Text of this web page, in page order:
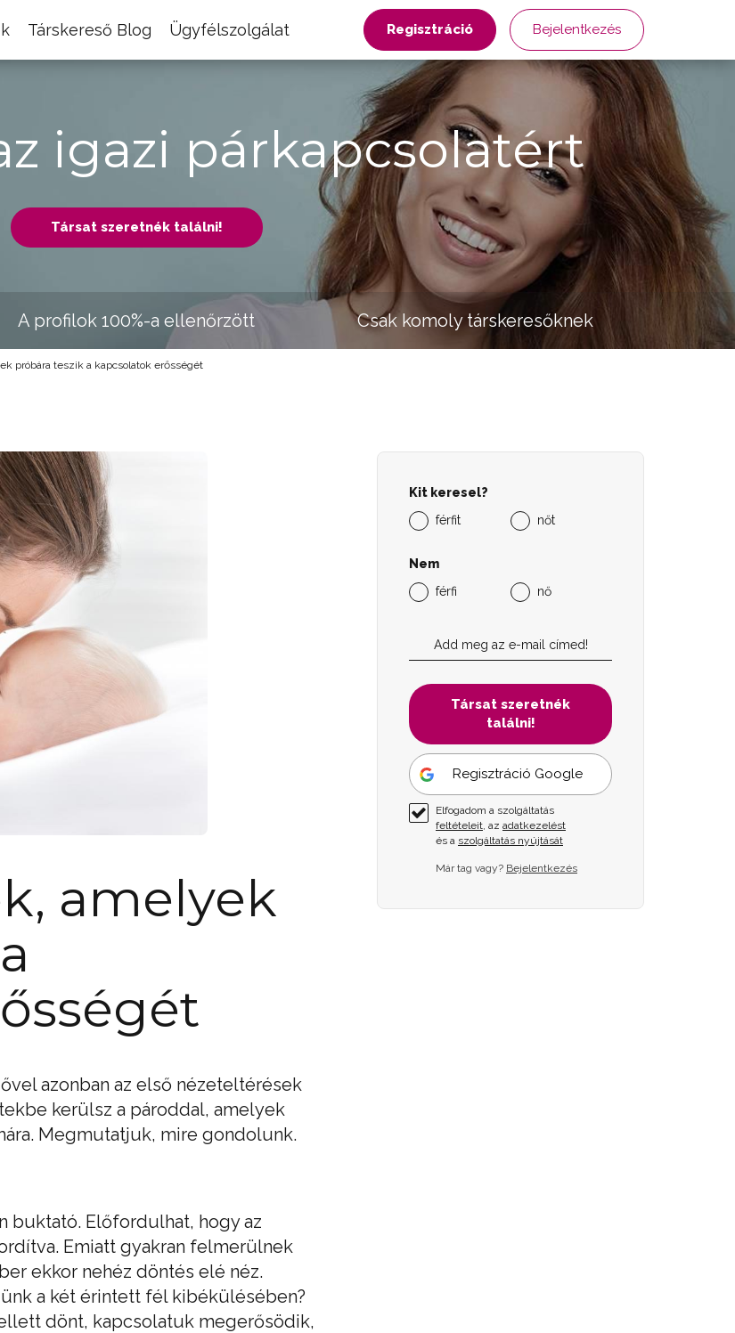
Társkereső Blog Ügyfélszolgálat Regisztráció Bejelentkezés
igazi párkapcsolatért
Társat szeretnék találni!
A profilok 100%-a ellenőrzött Csak komoly társkeresőknek
próbára teszik a kapcsolatok erősségét
amelyek
azonban az első nézeteltérések
kerülsz a pároddal, amelyek
Megmutatjuk, mire gondolunk.
buktató. Előfordulhat, hogy az
Emiatt gyakran felmerülnek
ekkor nehéz döntés elé néz.
a két érintett fél kibékülésében?
dönt, kapcsolatuk megerősödik,
Kit keresel?
férfit
nőt
Nem
férfi
nő
Társat szeretnék
találni!
Regisztráció Google
Elfogadom a szolgáltatás
feltételeit, az adatkezelést
és a szolgáltatás nyújtását
Már tag vagy? Bejelentkezés